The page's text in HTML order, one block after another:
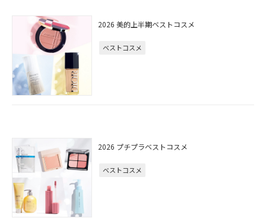
2026 美的上半期ベストコスメ
ベストコスメ
2026 プチプラベストコスメ
ベストコスメ